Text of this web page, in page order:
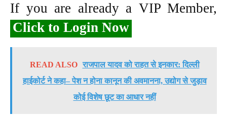
If you are already a VIP Member,
Click to Login Now
READ ALSO राजपाल यादव को राहत से इनकार: दिल्ली
हाईकोर्ट ने कहा– पेश न होना कानून की अवमानना, उद्योग से जुड़ाव
कोई विशेष छूट का आधार नहीं